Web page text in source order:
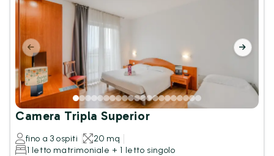
Camera Tripla Superior
fino a 3 ospiti
20 mq
1 letto matrimoniale + 1 letto singolo